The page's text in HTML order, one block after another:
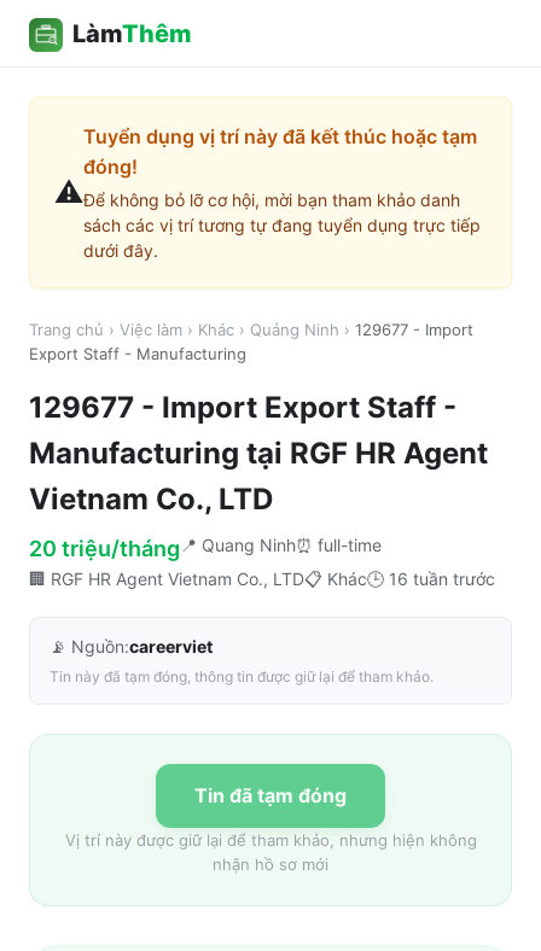
LàmThêm
⚠️
Tuyển dụng vị trí này đã kết thúc hoặc tạm
đóng!
Để không bỏ lỡ cơ hội, mời bạn tham khảo danh
sách các vị trí tương tự đang tuyển dụng trực tiếp
dưới đây.
Trang chủ › Việc làm › Khác › Quảng Ninh › 129677 - Import
Export Staff - Manufacturing
129677 - Import Export Staff -
Manufacturing tại RGF HR Agent
Vietnam Co., LTD
20 triệu/tháng 📍 Quang Ninh⏰ full-time
🏢 RGF HR Agent Vietnam Co., LTD📋 Khác🕒 16 tuần trước
📡 Nguồn:careerviet
Tin này đã tạm đóng, thông tin được giữ lại để tham khảo.
Tin đã tạm đóng
Vị trí này được giữ lại để tham khảo, nhưng hiện không
nhận hồ sơ mới